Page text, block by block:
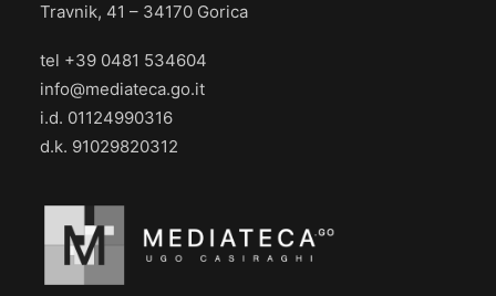
Travnik, 41 – 34170 Gorica
tel +39 0481 534604
info@mediateca.go.it
i.d. 01124990316
d.k. 91029820312